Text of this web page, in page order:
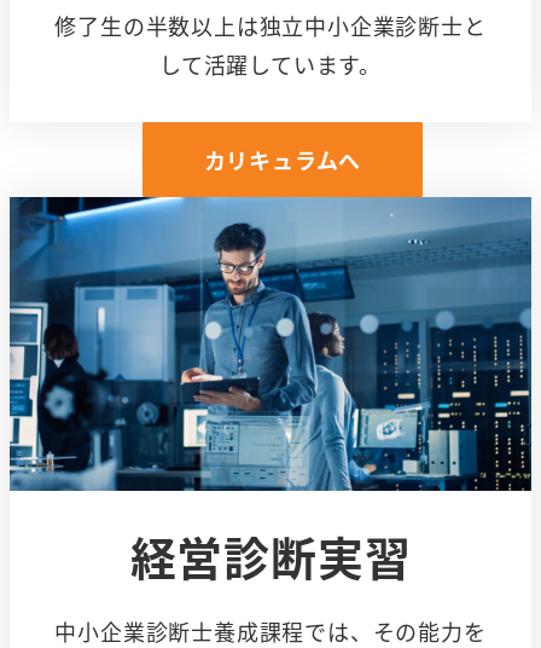
修了生の半数以上は独立中小企業診断士と
して活躍しています。
カリキュラムへ
経営診断実習
中小企業診断士養成課程では、その能力を